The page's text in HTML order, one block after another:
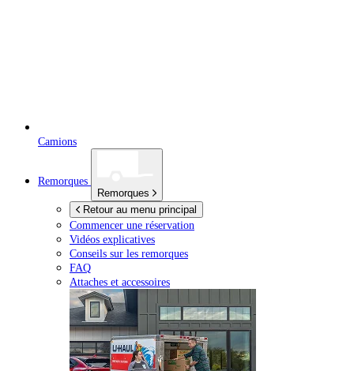
Camions
Remorques
Remorques
Retour au menu principal
Commencer une réservation
Vidéos explicatives
Conseils sur les remorques
FAQ
Attaches et accessoires